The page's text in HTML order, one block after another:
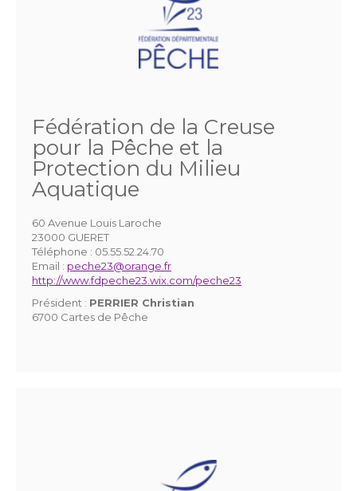
Fédération de la Creuse
pour la Pêche et la
Protection du Milieu
Aquatique
60 Avenue Louis Laroche
23000 GUERET
Téléphone : 05.55.52.24.70
Email : peche23@orange.fr
http://www.fdpeche23.wix.com/peche23
Président : PERRIER Christian
6700 Cartes de Pêche